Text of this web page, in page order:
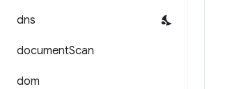
dns
documentScan
dom